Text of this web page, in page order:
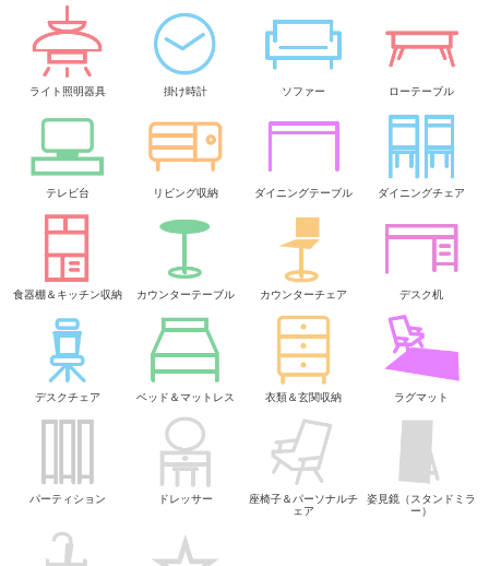
ライト照明器具 掛け時計 ソファー ローテーブル
テレビ台 リビング収納 ダイニングテーブル ダイニングチェア
食器棚＆キッチン収納 カウンターテーブル カウンターチェア デスク机
デスクチェア ベッド＆マットレス 衣類＆玄関収納 ラグマット
パーティション ドレッサー
座椅子＆パーソナルチ
ェア
姿見鏡（スタンドミラ
ー）